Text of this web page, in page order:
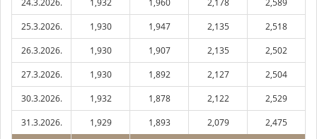
24.3.2026. 1,932 1,960 2,178
2,589
25.3.2026.
1,930 1,947 2,135
2,518
26.3.2026.
1,930 1,907 2,135
2,502
27.3.2026.
1,930 1,892 2,127
2,504
30.3.2026.
1,932 1,878 2,122
2,529
31.3.2026.
1,929 1,893 2,079 2,475